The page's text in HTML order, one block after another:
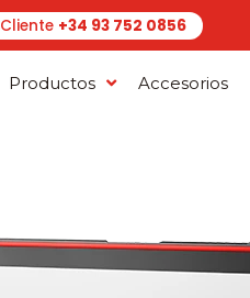
+34 93 752 0856
Productos Accesorios